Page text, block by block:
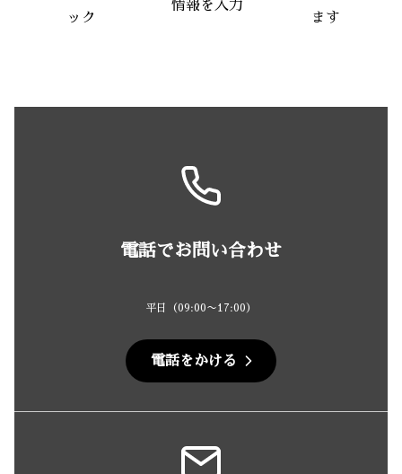
ック
情報を入力
ます
電話でお問い合わせ
平日（09:00〜17:00）
電話をかける